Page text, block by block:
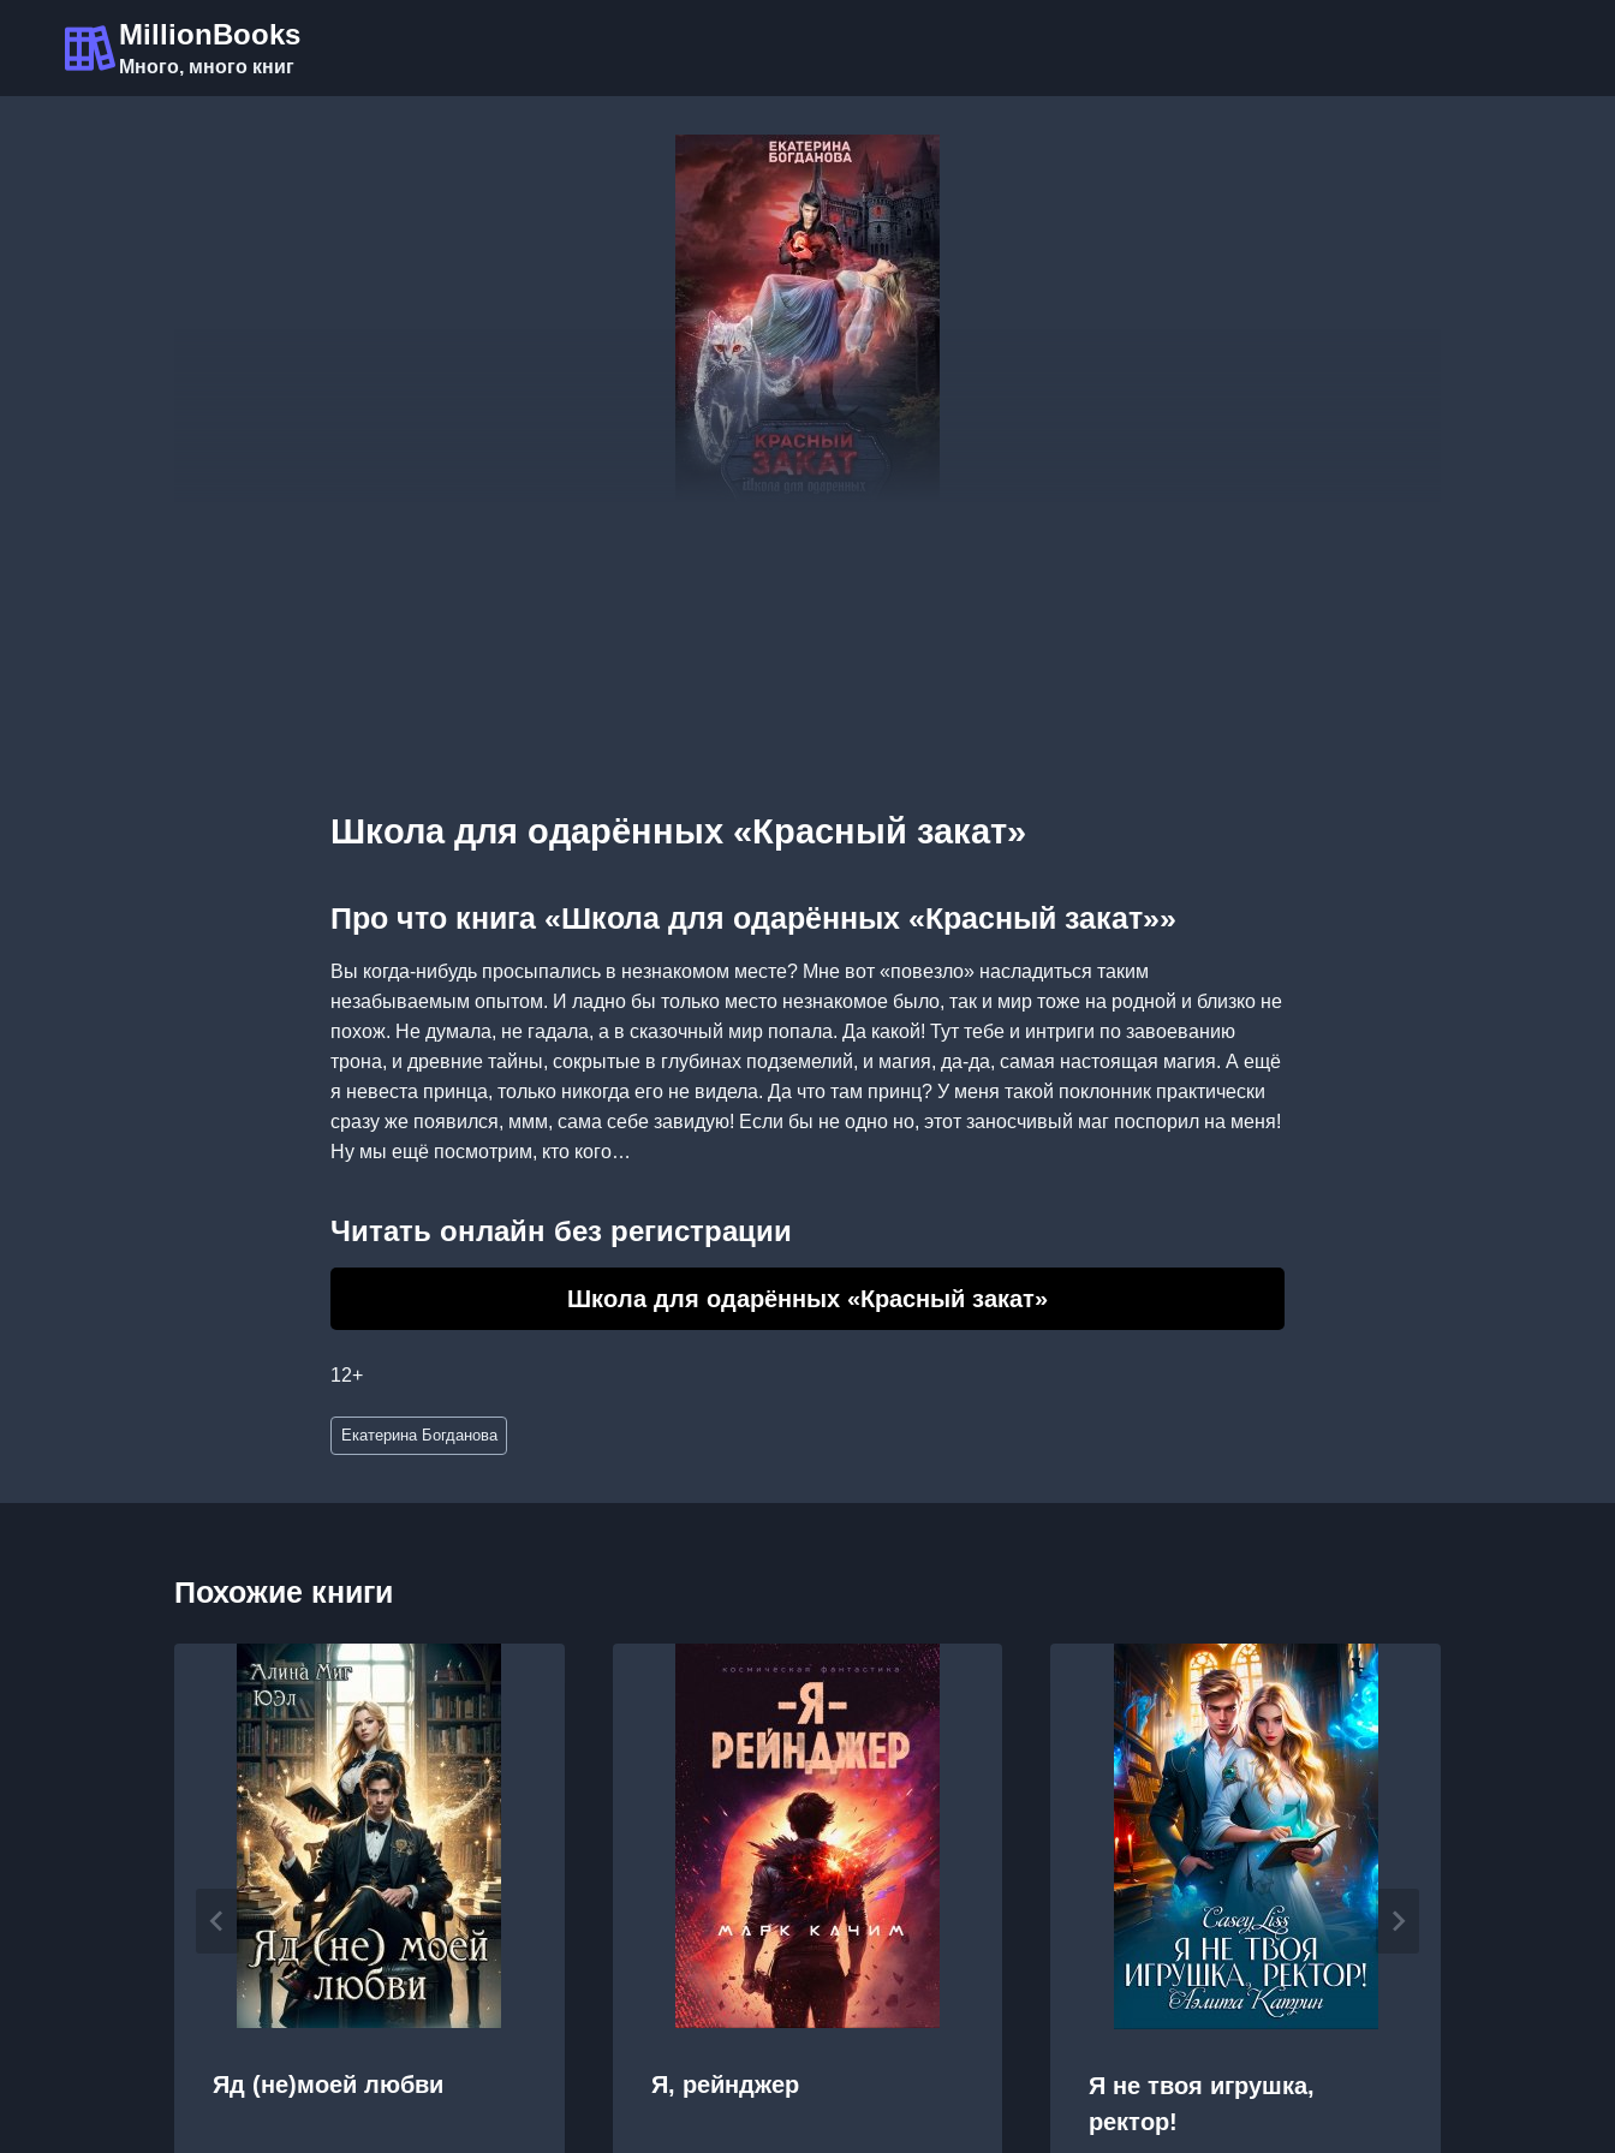
содержимому
MillionBooks
Много, много книг
Школа для одарённых «Красный закат»
Про что книга «Школа для одарённых «Красный закат»»
Вы когда-нибудь просыпались в незнакомом месте? Мне вот «повезло» насладиться таким
незабываемым опытом. И ладно бы только место незнакомое было, так и мир тоже на родной и близко не
похож. Не думала, не гадала, а в сказочный мир попала. Да какой! Тут тебе и интриги по завоеванию
трона, и древние тайны, сокрытые в глубинах подземелий, и магия, да-да, самая настоящая магия. А ещё
я невеста принца, только никогда его не видела. Да что там принц? У меня такой поклонник практически
сразу же появился, ммм, сама себе завидую! Если бы не одно но, этот заносчивый маг поспорил на меня!
Ну мы ещё посмотрим, кто кого…
Читать онлайн без регистрации
Школа для одарённых «Красный закат»
12+
Метки
записи:
Екатерина Богданова
Похожие книги
Яд (не)моей любви Я, рейнджер
Я не твоя игрушка,
ректор!